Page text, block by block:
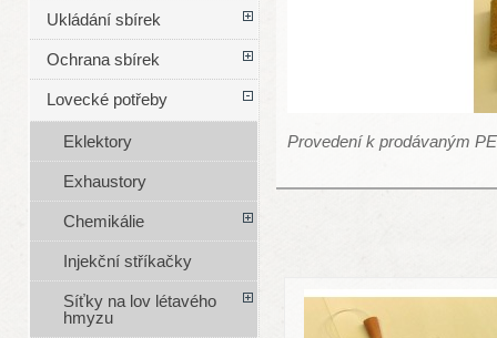
Provedení k prodávaným
Ukládání sbírek
Ochrana sbírek
Lovecké potřeby
Eklektory
Exhaustory
Chemikálie
Injekční stříkačky
Síťky na lov létavého
hmyzu